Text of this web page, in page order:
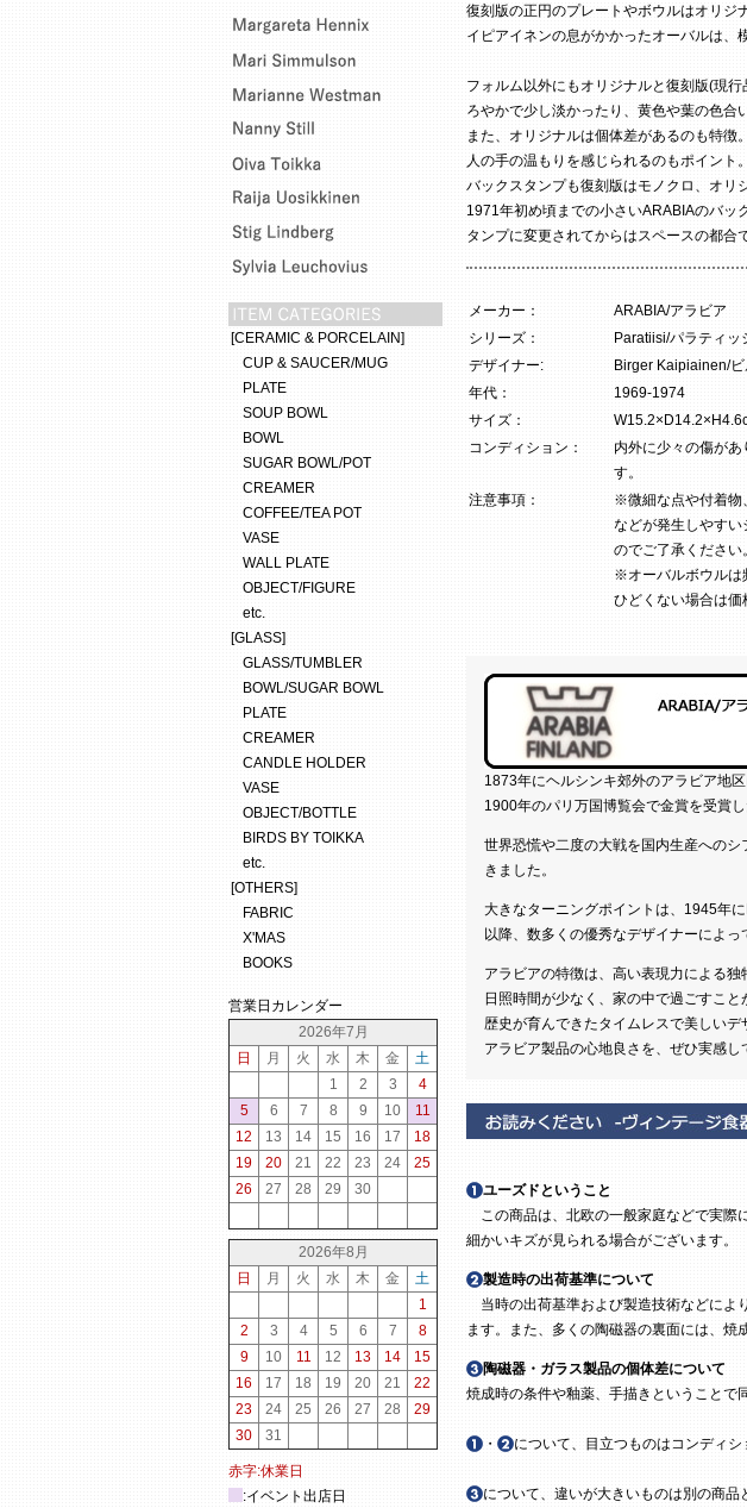
復刻版の正円のプレートやボウルはオリジ
イピアイネンの息がかかったオーバルは、
フォルム以外にもオリジナルと復刻版(現
ろやかで少し淡かったり、黄色や葉の色合
また、オリジナルは個体差があるのも特徴
人の手の温もりを感じられるのもポイント。
バックスタンプも復刻版はモノクロ、オリ
1971年初め頃までの小さいARABIAのバッ
タンプに変更されてからはスペースの都合
メーカー：
ARABIA/アラビア
シリーズ：
Paratiisi/パラティッ
デザイナー:
Birger Kaipiainen/
年代：
1969-1974
サイズ：
コンディション：
内外に少々の傷が
す。
注意事項：
※微細な点や付着物
などが発生しやす
のでご了承ください。
※オーバルボウルは
ひどくない場合は価
1873年にヘルシンキ郊外のアラビア地
1900年のパリ万国博覧会で金賞を受賞
世界恐慌や二度の大戦を国内生産への
きました。
大きなターニングポイントは、1945年
以降、数多くの優秀なデザイナーによっ
アラビアの特徴は、高い表現力による
日照時間が少なく、家の中で過ごすこ
歴史が育んできたタイムレスで美しいデ
アラビア製品の心地良さを、ぜひ実感し
ユーズドということ
この商品は、北欧の一般家庭などで実際
細かいキズが見られる場合がございます。
製造時の出荷基準について
当時の出荷基準および製造技術などによ
ます。また、多くの陶磁器の裏面には、焼
陶磁器・ガラス製品の個体差について
焼成時の条件や釉薬、手描きということで
・ について、目立つものはコンディ
について、違いが大きいものは別の商
[CERAMIC & PORCELAIN]
CUP & SAUCER/MUG
PLATE
SOUP BOWL
BOWL
SUGAR BOWL/POT
CREAMER
COFFEE/TEA POT
VASE
WALL PLATE
OBJECT/FIGURE
etc.
[GLASS]
GLASS/TUMBLER
BOWL/SUGAR BOWL
PLATE
CREAMER
CANDLE HOLDER
VASE
OBJECT/BOTTLE
BIRDS BY TOIKKA
etc.
[OTHERS]
FABRIC
X'MAS
BOOKS
営業日カレンダー
2026年7月
日
月 火 水 木 金
土
1
2 3
4
5
6 7 8 9 10
11
12
13 14 15 16 17
18
19
20 21 22 23 24
25
26
27 28 29 30
2026年8月
日
月 火 水 木 金
土
1
2
3 4 5 6 7
8
9
10 11 12 13 14
15
16
17 18 19 20 21
22
23
24 25 26 27 28
29
30
31
赤字:休業日
:イベント出店日